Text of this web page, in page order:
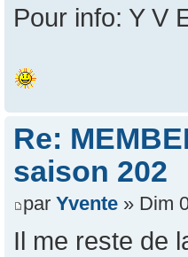
Pour info: Y V
Re:
saison 202
par Yvente » Dim
Il me reste de